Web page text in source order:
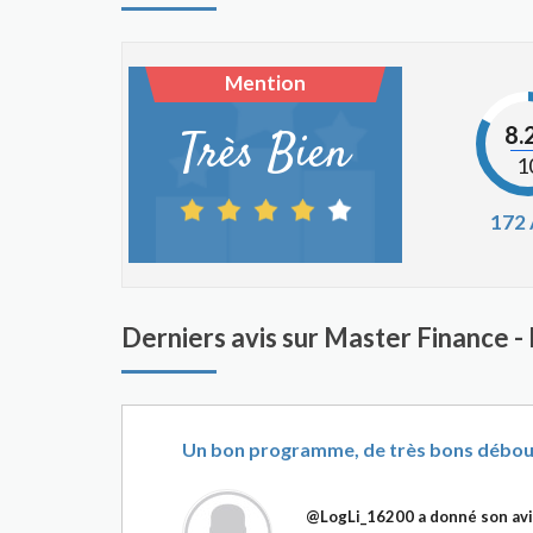
Mention
Très Bien
172
Derniers avis sur Master Finance
Un bon programme, de très bons
@LogLi_16200 a donné son